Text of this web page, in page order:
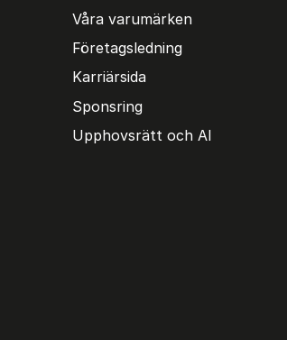
Våra varumärken
Företagsledning
Karriärsida
Sponsring
Upphovsrätt och AI